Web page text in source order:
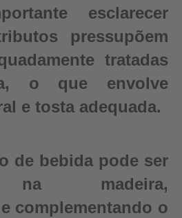
esclarecer
pressupõem
tratadas
o que envolve
e tosta adequada.
de bebida pode ser
na madeira,
complementando o